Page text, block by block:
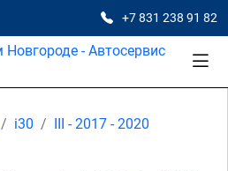
+7 831 238 91 82
i30
III - 2017 - 2020